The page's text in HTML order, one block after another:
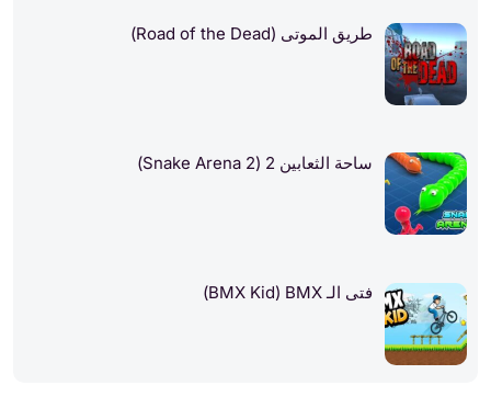
طريق الموتى (Road of the Dead)
ساحة الثعابين 2 (Snake Arena 2)
فتى الـ BMX‏ (BMX Kid)